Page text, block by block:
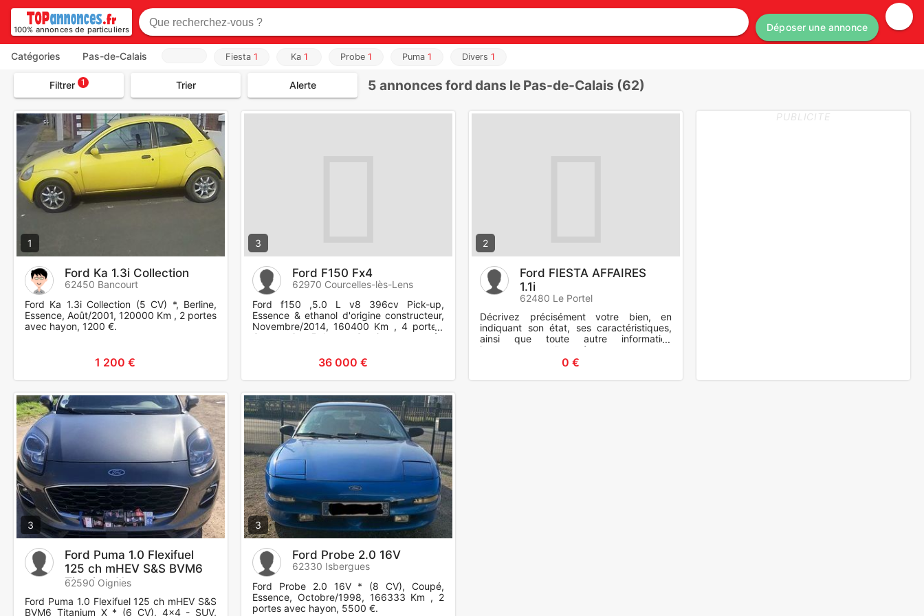
100% annonces de particuliers Déposer une annonce
Catégories Pas-de-Calais Fiesta 1 Ka 1 Probe 1 Puma 1 Divers 1
Filtrer 1 Trier Alerte 5 annonces ford dans le Pas-de-Calais (62)
1
Ford Ka 1.3i Collection
62450 Bancourt
Ford Ka 1.3i Collection (5 CV) *, Berline,
Essence, Août/2001, 120000 Km , 2 portes
avec hayon, 1200 €.
1 200 €
3
Ford F150 Fx4
62970 Courcelles-lès-Lens
Ford f150 ,5.0 L v8 396cv Pick-up,
Essence & ethanol d'origine constructeur,
Novembre/2014, 160400 Km , 4 portes.
Carte grise 5places. Ct vierges en très
36 000 €
2
Ford FIESTA AFFAIRES
1.1i
62480 Le Portel
Décrivez précisément votre bien, en
indiquant son état, ses caractéristiques,
ainsi que toute autre information
importante pour l'acquéreur.
0 €
PUBLICITE
3
Ford Puma 1.0 Flexifuel
125 ch mHEV S&S BVM6
Titanium X
62590 Oignies
Ford Puma 1.0 Flexifuel 125 ch mHEV S&S
BVM6 Titanium X * (6 CV), 4x4 - SUV,
3
Ford Probe 2.0 16V
62330 Isbergues
Ford Probe 2.0 16V * (8 CV), Coupé,
Essence, Octobre/1998, 166333 Km , 2
portes avec hayon, 5500 €.